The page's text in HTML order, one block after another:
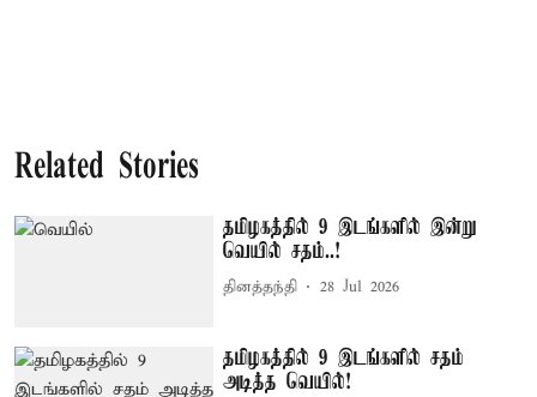
Related Stories
தமிழகத்தில் 9 இடங்களில் இன்று
வெயில் சதம்..!
தினத்தந்தி 28 Jul 2026
தமிழகத்தில் 9 இடங்களில் சதம்
அடித்த வெயில்!